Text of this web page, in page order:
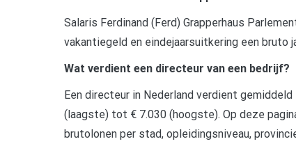
Salaris Ferdinand (Ferd) Grapperhaus
vakantiegeld en eindejaarsuitkering een bruto
Wat verdient een directeur van een bedrijf?
Een directeur in Nederland verdient
(laagste) tot € 7.030 (hoogste). Op deze
brutolonen per stad, opleidingsniveau,